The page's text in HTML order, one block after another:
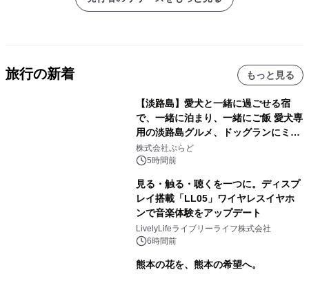
旅行の新着 もっと見る
【淡路島】愛犬と一緒に過ごせる宿
で、一緒に泊まり、一緒にご飯 愛犬専
用の淡路島グルメ、ドッグランにミニ
プール グランピングとトレーラーハウ
スの2施設で
株式会社ぷらど
5時間前
見る・触る・聴くを一つに。ディスプ
レイ搭載「LL05」ワイヤレスイヤホ
ンで音楽体験をアップデート
LivelyLifeライブリーライフ株式会社
6時間前
熊本の花を、熊本の希望へ。